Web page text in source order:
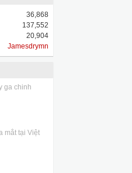
36,868
137,552
20,904
Jamesdrymn
ga chinh
mắt tại Việt